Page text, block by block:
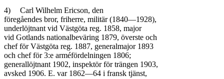
4)	Carl Wilhelm Ericson, den
föregåendes bror, friherre, militär (1840—1928),
underlöjtnant vid Västgöta reg. 1858, major
vid Gotlands nationalbeväring 1879, överste och
chef för Västgöta reg. 1887, generalmajor 1893
och chef för 3:e arméfördelningen 1806;
generallöjtnant 1902, inspektör för trängen 1903,
avsked 1906. E. var 1862—64 i fransk tjänst,